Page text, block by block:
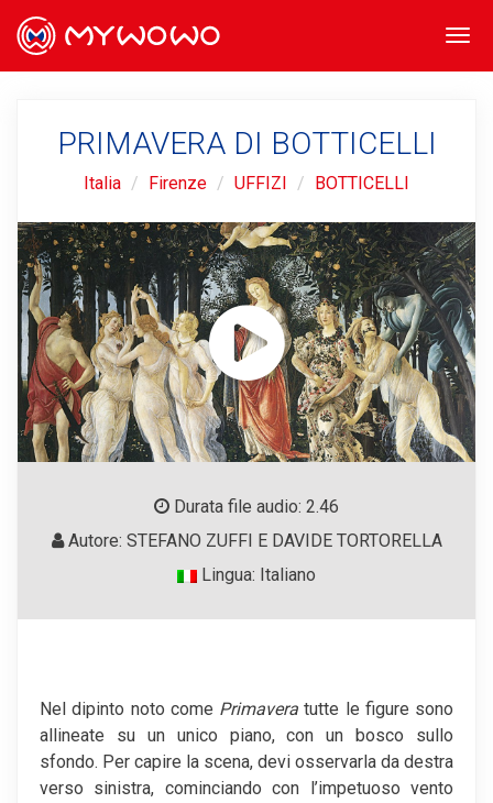
PRIMAVERA DI BOTTICELLI
Italia Firenze UFFIZI BOTTICELLI
Durata file audio: 2.46
Autore: STEFANO ZUFFI E DAVIDE TORTORELLA
Lingua: Italiano
Nel dipinto noto come Primavera tutte le figure sono
allineate su un unico piano, con un bosco sullo
sfondo. Per capire la scena, devi osservarla da destra
verso sinistra, cominciando con l’impetuoso vento